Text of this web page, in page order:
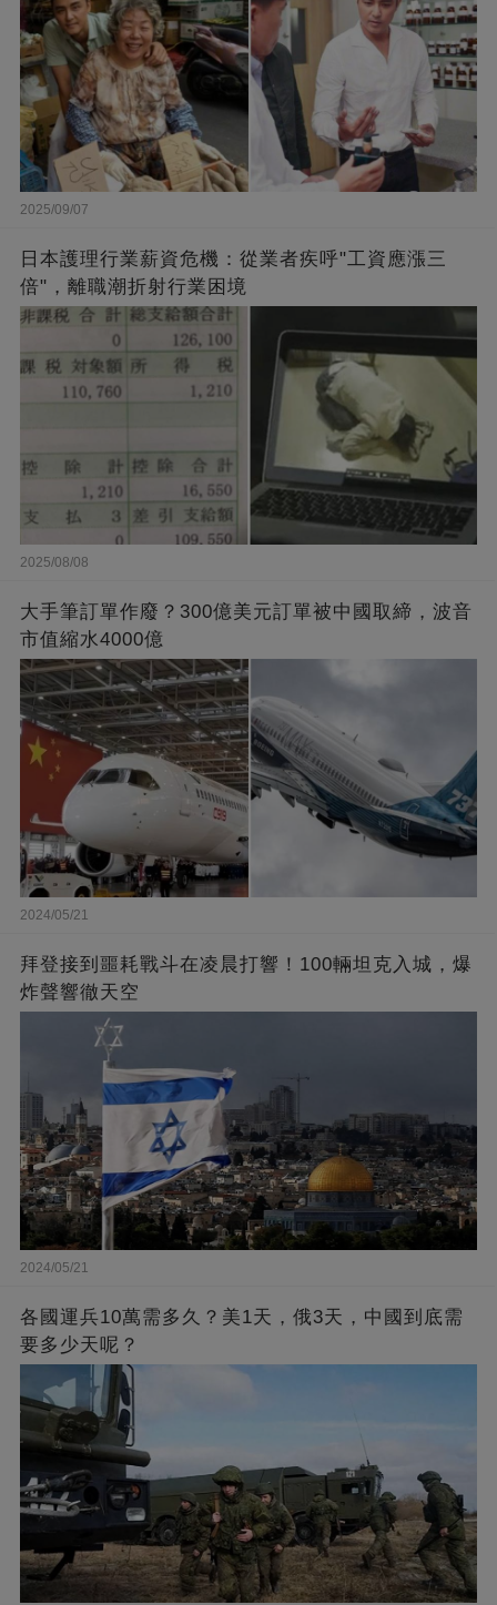
2025/09/07
日本護理行業薪資危機：從業者疾呼"工資應漲三
倍"，離職潮折射行業困境
2025/08/08
大手筆訂單作廢？300億美元訂單被中國取締，波音
市值縮水4000億
2024/05/21
拜登接到噩耗戰斗在凌晨打響！100輛坦克入城，爆
炸聲響徹天空
2024/05/21
各國運兵10萬需多久？美1天，俄3天，中國到底需
要多少天呢？